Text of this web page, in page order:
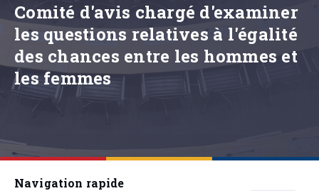
Comité d'avis chargé d'examiner
les questions relatives à l'égalité
des chances entre les hommes et
les femmes
Navigation rapide